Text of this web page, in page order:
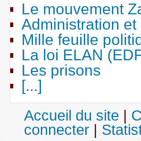
Le mouvement
Administration
Mille feuille
La loi ELAN
Les prisons
[...]
Accueil du site|
connecter|